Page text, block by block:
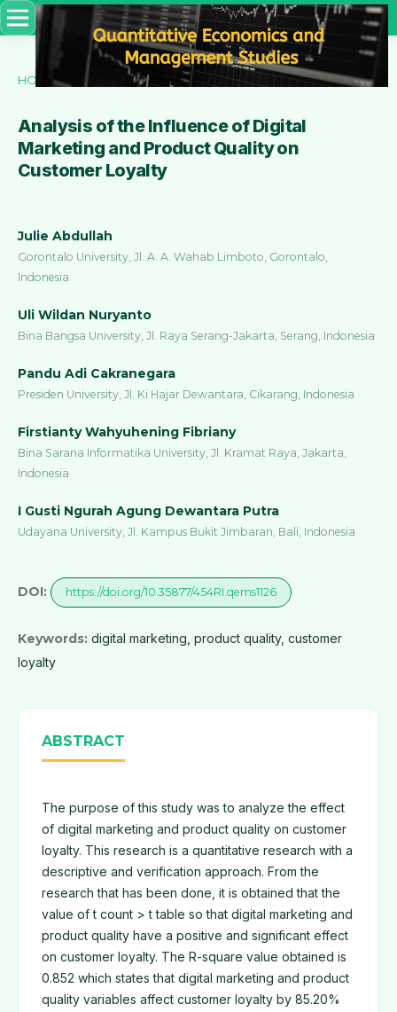
HOME / / VOL. 3 NO. 6 (2022) / Articles
Analysis of the Influence of Digital
Marketing and Product Quality on
Customer Loyalty
Julie Abdullah
Gorontalo University, Jl. A. A. Wahab Limboto, Gorontalo,
Indonesia
Uli Wildan Nuryanto
Bina Bangsa University, Jl. Raya Serang-Jakarta, Serang, Indonesia
Pandu Adi Cakranegara
Presiden University, Jl. Ki Hajar Dewantara, Cikarang, Indonesia
Firstianty Wahyuhening Fibriany
Bina Sarana Informatika University, Jl. Kramat Raya, Jakarta,
Indonesia
I Gusti Ngurah Agung Dewantara Putra
Udayana University, Jl. Kampus Bukit Jimbaran, Bali, Indonesia
DOI: https://doi.org/10.35877/454RI.qems1126
Keywords: digital marketing, product quality, customer
loyalty
ABSTRACT
The purpose of this study was to analyze the effect
of digital marketing and product quality on customer
loyalty. This research is a quantitative research with a
descriptive and verification approach. From the
research that has been done, it is obtained that the
value of t count > t table so that digital marketing and
product quality have a positive and significant effect
on customer loyalty. The R-square value obtained is
0.852 which states that digital marketing and product
quality variables affect customer loyalty by 85.20%